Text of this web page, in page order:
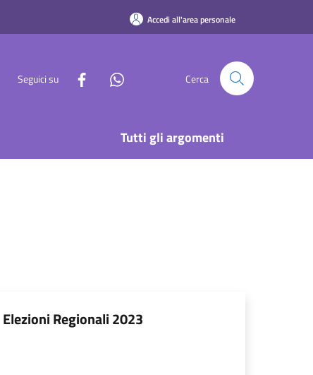
Accedi all'area personale
Seguici su Cerca
Tutti gli argomenti
Elezioni Regionali 2023